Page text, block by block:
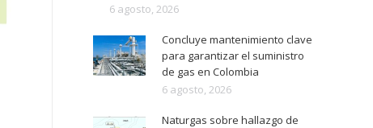
6 agosto, 2026
Concluye mantenimiento clave
para garantizar el suministro
de gas en Colombia
6 agosto, 2026
Naturgas sobre hallazgo de